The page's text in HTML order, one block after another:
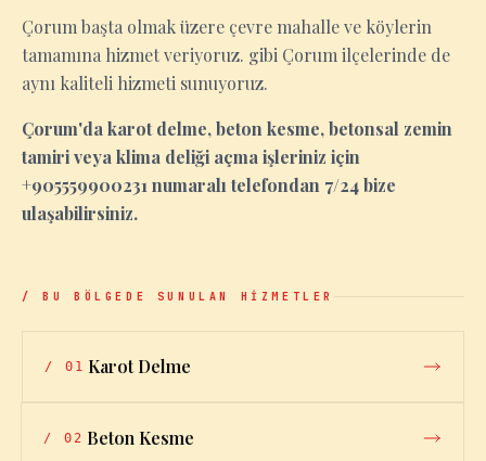
Çorum başta olmak üzere çevre mahalle ve köylerin
tamamına hizmet veriyoruz. gibi Çorum ilçelerinde de
aynı kaliteli hizmeti sunuyoruz.
Çorum'da karot delme, beton kesme, betonsal zemin
tamiri veya klima deliği açma işleriniz için
+905559900231 numaralı telefondan 7/24 bize
ulaşabilirsiniz.
/ BU BÖLGEDE SUNULAN HİZMETLER
/ 01 Karot Delme
/ 02 Beton Kesme